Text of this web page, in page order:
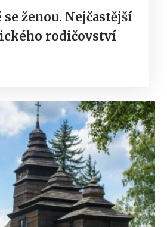
se ženou. Nejčastější
rodičovství